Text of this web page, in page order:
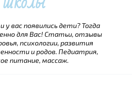
у вас появились дети? Тогда
для Вас! Статьи, отзывы
психологии, развития
и родов. Педиатрия,
питание, массаж.